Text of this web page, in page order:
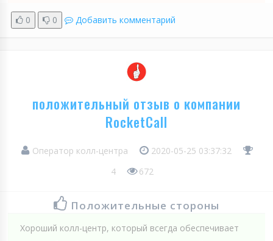
0 0 Добавить комментарий
положительный отзыв о компании
RocketCall
Оператор колл-центра
2020-05-25 03:37:32
4
672
Положительные стороны
Хороший колл-центр, который всегда обеспечивает